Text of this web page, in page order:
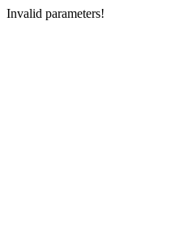
Invalid parameters!